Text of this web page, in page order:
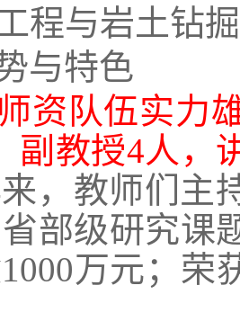
程与岩土钻掘
与特色
资队伍实力
副教授4人，
，教师们主
部级研究课
1000万元；荣